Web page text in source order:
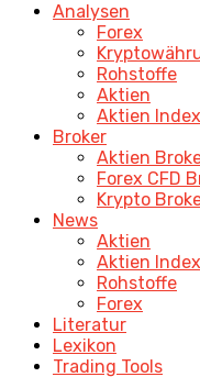
Analysen
Forex
Rohstoffe
Aktien
Aktien Index
Broker
Aktien
Forex CFD
Krypto
News
Aktien
Aktien Index
Rohstoffe
Forex
Literatur
Lexikon
Trading Tools